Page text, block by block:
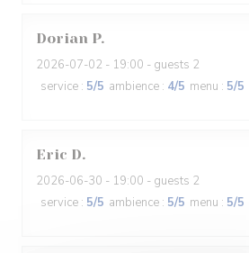
Dorian P
2026-07-02 - 19:00 - guests 2
service : 5/5 ambience : 4/5 menu : 5/5
Eric D
2026-06-30 - 19:00 - guests 2
service : 5/5 ambience : 5/5 menu : 5/5